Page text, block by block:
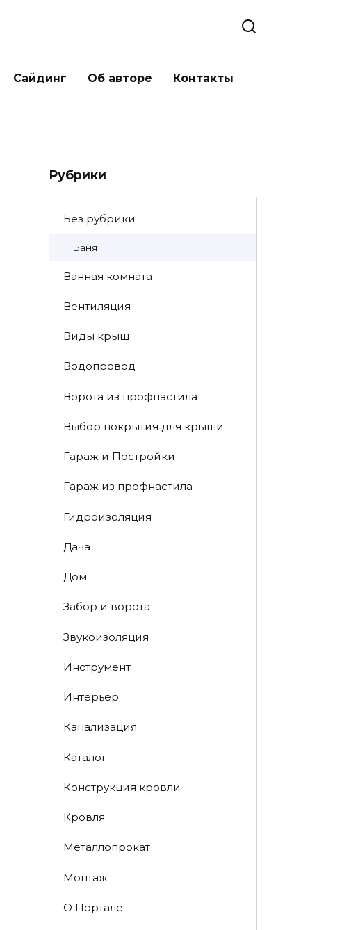
Сайдинг Об авторе Контакты
Рубрики
Без рубрики
Баня
Ванная комната
Вентиляция
Виды крыш
Водопровод
Ворота из профнастила
Выбор покрытия для крыши
Гараж и Постройки
Гараж из профнастила
Гидроизоляция
Дача
Дом
Забор и ворота
Звукоизоляция
Инструмент
Интерьер
Канализация
Каталог
Конструкция кровли
Кровля
Металлопрокат
Монтаж
О Портале